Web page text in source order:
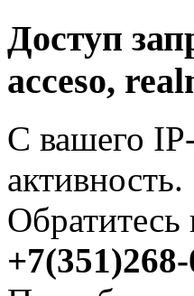
Доступ
acceso,
С вашего
активность.